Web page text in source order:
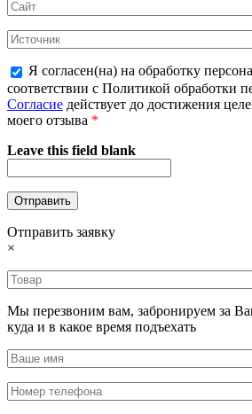
Я согласен(на) на обработку
соответствии с Политикой обработки
Согласие действует до достижения
моего отзыва *
Leave this field blank
Отправить заявку
×
Мы перезвоним вам, забронируем за
куда и в какое время подъехать